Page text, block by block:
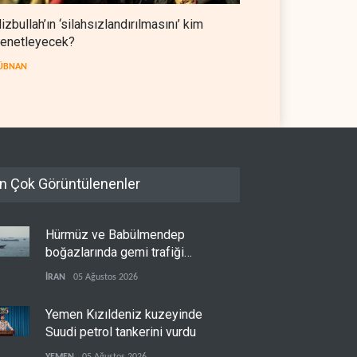
‘silahsızlandırılmasını’ kim
Çok Görüntülenenler
Hürmüz ve Babülmendep
boğazlarında gemi trafiği
durağan seyrini koruyor
İRAN 05 Ağustos 2026
Yemen Kızıldeniz kuzeyinde
Suudi petrol tankerini vurdu